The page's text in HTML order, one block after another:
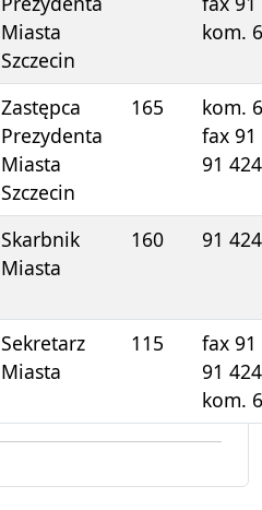
Miasta
Szczecin
kom.
Zastępca
Prezydenta
Miasta
Szczecin
165
kom.
fax 91
91 424
Skarbnik
Miasta
160 91 424
Sekretarz
Miasta
115
fax 91
91 424
kom.